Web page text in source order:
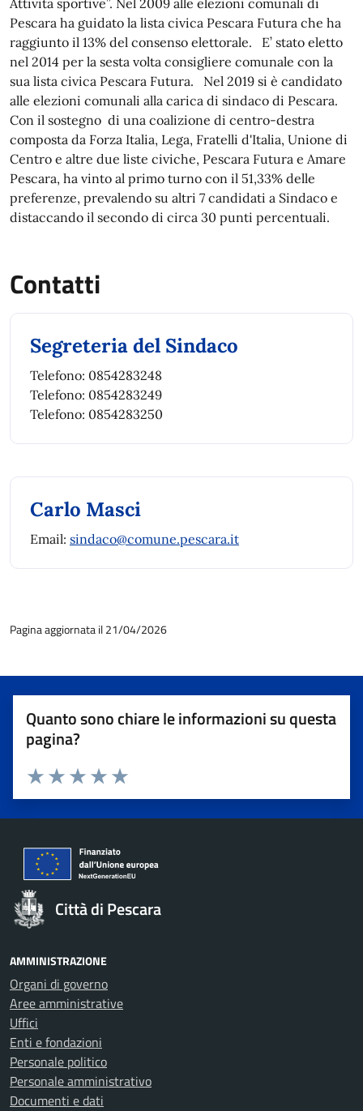
Attività sportive”. Nel 2009 alle elezioni comunali di
Pescara ha guidato la lista civica Pescara Futura che ha
raggiunto il 13% del consenso elettorale. E’ stato eletto
nel 2014 per la sesta volta consigliere comunale con la
sua lista civica Pescara Futura. Nel 2019 si è candidato
alle elezioni comunali alla carica di sindaco di Pescara.
Con il sostegno di una coalizione di centro-destra
composta da Forza Italia, Lega, Fratelli d'Italia, Unione di
Centro e altre due liste civiche, Pescara Futura e Amare
Pescara, ha vinto al primo turno con il 51,33% delle
preferenze, prevalendo su altri 7 candidati a Sindaco e
distaccando il secondo di circa 30 punti percentuali.
Contatti
Segreteria del Sindaco
Telefono: 0854283248
Telefono: 0854283249
Telefono: 0854283250
Carlo Masci
Email: sindaco@comune.pescara.it
Pagina aggiornata il 21/04/2026
Quanto sono chiare le informazioni su questa
pagina?
Valuta 5 stelle su 5
Valuta 4 stelle su 5
Valuta 3 stelle su 5
Valuta 2 stelle su 5
Valuta 1 stelle su 5
Città di Pescara
AMMINISTRAZIONE
Organi di governo
Aree amministrative
Uffici
Enti e fondazioni
Personale politico
Personale amministrativo
Documenti e dati